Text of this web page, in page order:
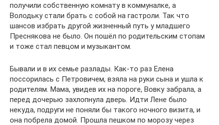
получили собственную комнату в коммуналке, а
Володьку стали брать с собой на гастроли. Так что
шансов избрать другой жизненный путь у младшего
Преснякова не было. Он пошёл по родительским стопам
и тоже стал певцом и музыкантом.
Бывали и в их семье разлады. Как-то раз Елена
поссорилась с Петровичем, взяла на руки сына и ушла к
родителям. Мама, увидев их на пороге, Вовку забрала, а
перед дочерью захлопнула дверь. Идти Лене было
некуда, подруги не поняли бы такого ночного визита, и
она побрела домой. Прошла пешком по морозу через